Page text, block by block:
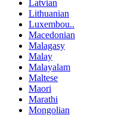
Latvian
Lithuanian
Luxembou..
Macedonian
Malagasy
Malay
Malayalam
Maltese
Maori
Marathi
Mongolian